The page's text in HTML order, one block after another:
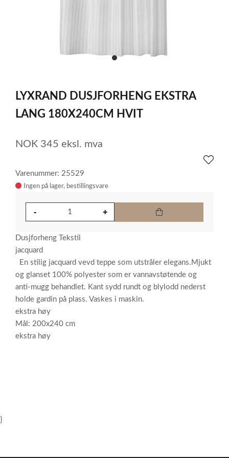
item
of
1
LYXRAND DUSJFORHENG EKSTRA
LANG 180X240CM HVIT
NOK 345 eksl. mva
Varenummer: 25529
Ingen på lager
Dusjforheng Tekstil
jacquard
En stilig jacquard vevd teppe som utstråler elegans.Mjukt
og glanset 100% polyester som er vannavstøtende og
anti-mugg behandlet. Kant sydd rundt og blylodd nederst
holde gardin på plass. Vaskes i maskin.
ekstra høy
Mål: 200x240 cm
ekstra høy
}